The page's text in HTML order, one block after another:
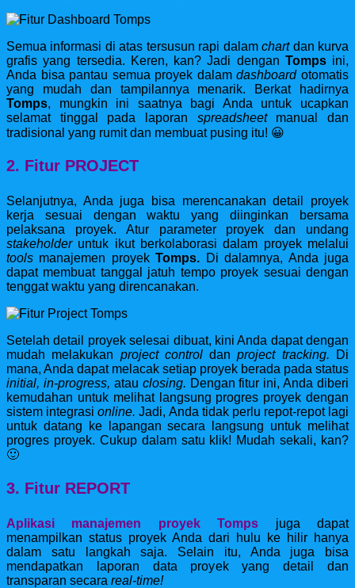
Semua informasi di atas tersusun rapi dalamchartdan kurva
grafis yang tersedia. Keren, kan? Jadi dengan Tompsini,
Anda bisa pantau semua proyek dalamdashboardotomatis
yang mudah dan tampilannya menarik. Berkat hadirnya
Tomps, mungkin ini saatnya bagi Anda untuk ucapkan
selamat tinggal pada laporan spreadsheetmanual dan
tradisional yang rumit dan membuat pusing itu! 😀
2. Fitur PROJECT
Selanjutnya, Anda juga bisa merencanakan detail proyek
kerja sesuai dengan waktu yang diinginkan bersama
pelaksana proyek. Atur parameter proyek dan undang
stakeholderuntuk ikut berkolaborasi dalam proyek melalui
tools manajemen proyekTomps. Di dalamnya, Anda juga
dapat membuat tanggal jatuh tempo proyek sesuai dengan
tenggat waktu yang direncanakan.
Setelah detail proyek selesai dibuat, kini Anda dapat dengan
mudah melakukan project controldanproject tracking.
Di
mana, Anda dapat melacak setiap proyek berada pada status
initial, in-progress, atau closing. Dengan fitur ini, Anda diberi
kemudahan untuk melihat langsung progres proyek dengan
sistem integrasionline. Jadi, Anda tidak perlu repot-repot lagi
untuk datang ke lapangan secara langsung untuk melihat
progres proyek. Cukup dalam satu klik! Mudah sekali, kan?
🙂
3. Fitur REPORT
Aplikasi manajemen proyek Tomps juga dapat
menampilkan status proyek Anda dari hulu ke hilir hanya
dalam satu langkah saja. Selain itu, Anda juga bisa
mendapatkan laporan data proyek yang detail dan
transparan secara real-time!